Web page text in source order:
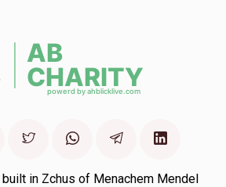
in Zchus of Menachem Mendel